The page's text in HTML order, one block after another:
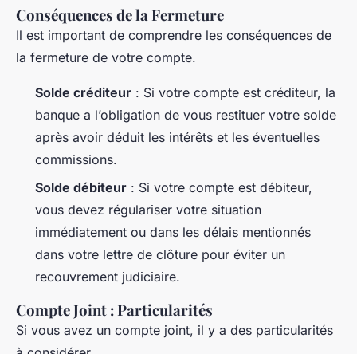
Conséquences de la Fermeture
Il est important de comprendre les conséquences de
la fermeture de votre compte.
Solde créditeur : Si votre compte est créditeur, la
banque a l’obligation de vous restituer votre solde
après avoir déduit les intérêts et les éventuelles
commissions.
Solde débiteur : Si votre compte est débiteur,
vous devez régulariser votre situation
immédiatement ou dans les délais mentionnés
dans votre lettre de clôture pour éviter un
recouvrement judiciaire.
Compte Joint : Particularités
Si vous avez un compte joint, il y a des particularités